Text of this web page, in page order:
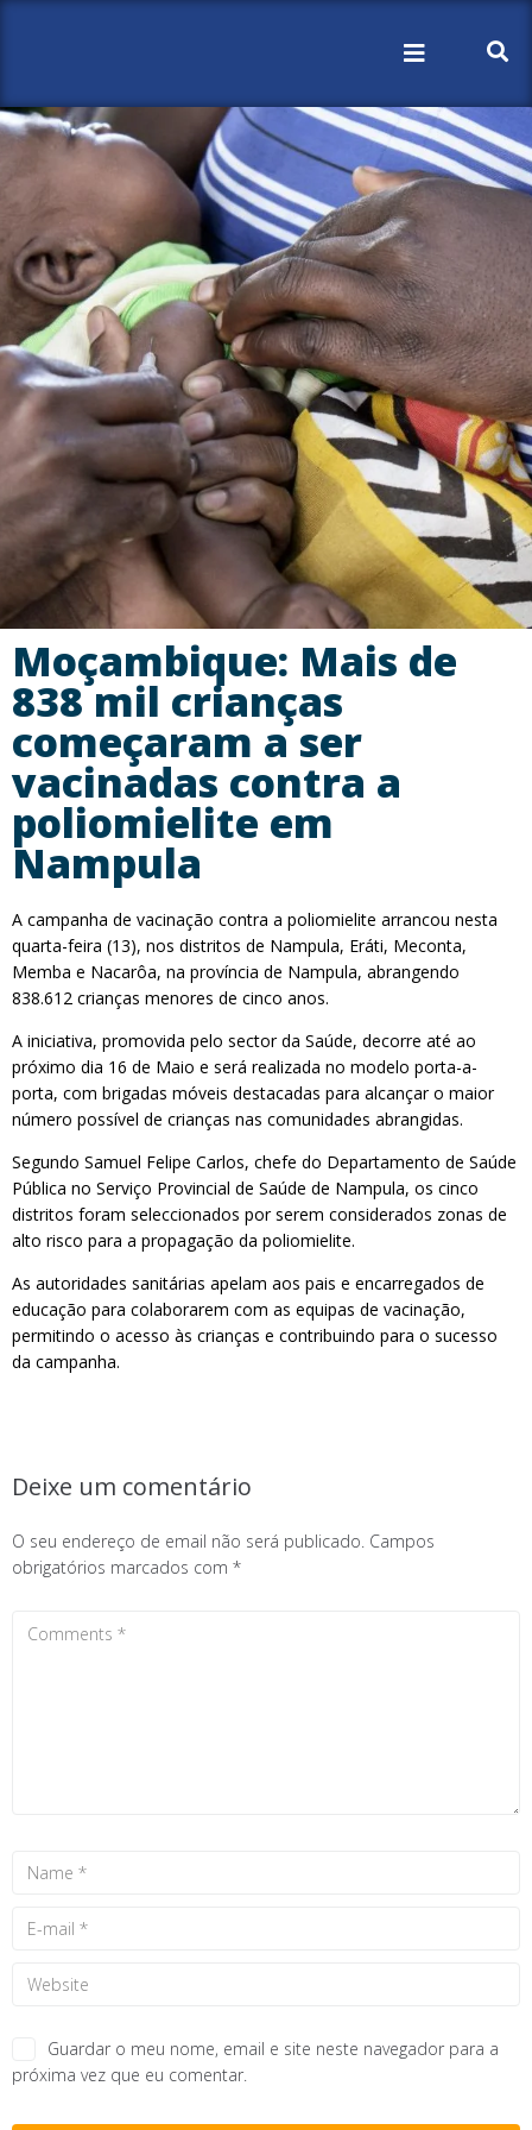
Moçambique: Mais de
838 mil crianças
começaram a ser
vacinadas contra a
poliomielite em
Nampula
A campanha de vacinação contra a poliomielite arrancou nesta
quarta-feira (13), nos distritos de Nampula, Eráti, Meconta,
Memba e Nacarôa, na província de Nampula, abrangendo
838.612 crianças menores de cinco anos.
A iniciativa, promovida pelo sector da Saúde, decorre até ao
próximo dia 16 de Maio e será realizada no modelo porta-a-
porta, com brigadas móveis destacadas para alcançar o maior
número possível de crianças nas comunidades abrangidas.
Segundo Samuel Felipe Carlos, chefe do Departamento de Saúde
Pública no Serviço Provincial de Saúde de Nampula, os cinco
distritos foram seleccionados por serem considerados zonas de
alto risco para a propagação da poliomielite.
As autoridades sanitárias apelam aos pais e encarregados de
educação para colaborarem com as equipas de vacinação,
permitindo o acesso às crianças e contribuindo para o sucesso
da campanha.
Deixe um comentário
O seu endereço de email não será publicado. Campos
obrigatórios marcados com *
Guardar o meu nome, email e site neste navegador para a
próxima vez que eu comentar.